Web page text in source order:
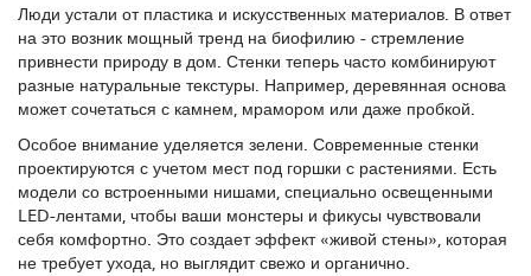
Люди устали от пластика и искусственных материалов. В ответ
на это возник мощный тренд на биофилию - стремление
привнести природу в дом. Стенки теперь часто комбинируют
разные натуральные текстуры. Например, деревянная основа
может сочетаться с камнем, мрамором или даже пробкой.
Особое внимание уделяется зелени. Современные стенки
проектируются с учетом мест под горшки с растениями. Есть
модели со встроенными нишами, специально освещенными
LED-лентами, чтобы ваши монстеры и фикусы чувствовали
себя комфортно. Это создает эффект «живой стены», которая
не требует ухода, но выглядит свежо и органично.